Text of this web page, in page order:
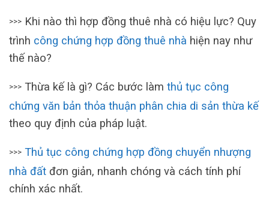
>>> Khi nào thì hợp đồng thuê nhà có hiệu lực? Quy
trình công chứng hợp đồng thuê nhà hiện nay như
thế nào?
>>> Thừa kế là gì? Các bước làm thủ tục công
chứng văn bản thỏa thuận phân chia di sản thừa kế
theo quy định của pháp luật.
>>> Thủ tục công chứng hợp đồng chuyển nhượng
nhà đất đơn giản, nhanh chóng và cách tính phí
chính xác nhất.